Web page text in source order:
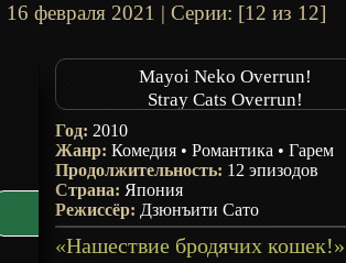
16 февраля 2021 | Серии: [12 из 12]
Mayoi Neko Overrun!
Stray Cats Overrun!
Год: 2010
Жанр:Комедия •Романтика •Гарем
Продолжительность: 12 эпизодов
Страна: Япония
Режиссёр: Дзюнъити Сато